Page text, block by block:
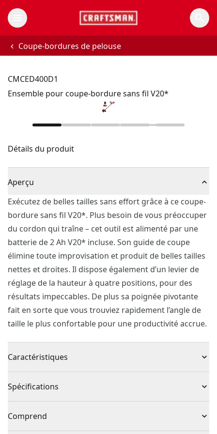
Coupe-bordures de pelouse
CMCED400D1
Ensemble pour coupe-bordure sans fil V20*
Détails du produit
Aperçu
Exécutez de belles tailles sans effort grâce à ce coupe-
bordure sans fil V20*. Plus besoin de vous préoccuper
du cordon qui traîne – cet outil est alimenté par une
batterie de 2 Ah V20* incluse. Son guide de coupe
élimine toute improvisation et produit de belles tailles
nettes et droites. Il dispose également d’un levier de
réglage de la hauteur à quatre positions, pour des
résultats impeccables. De plus sa poignée pivotante
fait en sorte que vous trouviez rapidement l’angle de
taille le plus confortable pour une productivité accrue.
Caractéristiques
Commodité du sans-fil : batterie de 2 ah conçue pour
Maniabilité accrue : poids de seulement 8 lb pour des
Spécifications
Type de produit Coupe-bordures
Comprend